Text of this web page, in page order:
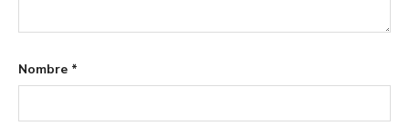
Nombre *